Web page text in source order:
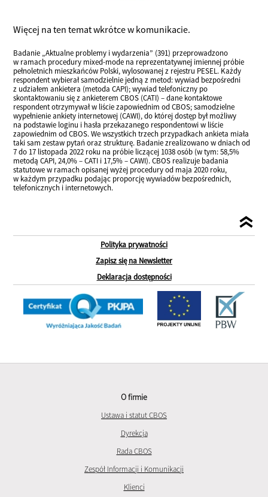
Więcej na ten temat wkrótce w komunikacie.
Badanie „Aktualne problemy i wydarzenia” (391) przeprowadzono
w ramach procedury mixed-mode na reprezentatywnej imiennej próbie
pełnoletnich mieszkańców Polski, wylosowanej z rejestru PESEL. Każdy
respondent wybierał samodzielnie jedną z metod: wywiad bezpośredni
z udziałem ankietera (metoda CAPI); wywiad telefoniczny po
skontaktowaniu się z ankieterem CBOS (CATI) – dane kontaktowe
respondent otrzymywał w liście zapowiednim od CBOS; samodzielne
wypełnienie ankiety internetowej (CAWI), do której dostęp był możliwy
na podstawie loginu i hasła przekazanego respondentowi w liście
zapowiednim od CBOS. We wszystkich trzech przypadkach ankieta miała
taki sam zestaw pytań oraz strukturę. Badanie zrealizowano w dniach od
7 do 17 listopada 2022 roku na próbie liczącej 1038 osób (w tym: 58,5%
metodą CAPI, 24,0% – CATI i 17,5% – CAWI). CBOS realizuje badania
statutowe w ramach opisanej wyżej procedury od maja 2020 roku,
w każdym przypadku podając proporcję wywiadów bezpośrednich,
telefonicznych i internetowych.
Polityka prywatności
Zapisz się na Newsletter
Deklaracja dostępności
O firmie
Ustawa i statut CBOS
Dyrekcja
Rada CBOS
Zespół Informacji i Komunikacji
Klienci